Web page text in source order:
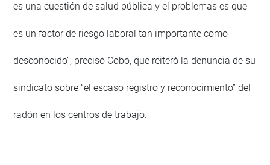
es una cuestión de salud pública y el problemas es que
es un factor de riesgo laboral tan importante como
desconocido”, precisó Cobo, que reiteró la denuncia de su
sindicato sobre “el escaso registro y reconocimiento” del
radón en los centros de trabajo.